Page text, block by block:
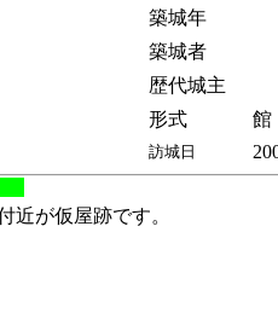
築城年
築城者
歴代城主
形式
館
訪城日
近が仮屋跡です。